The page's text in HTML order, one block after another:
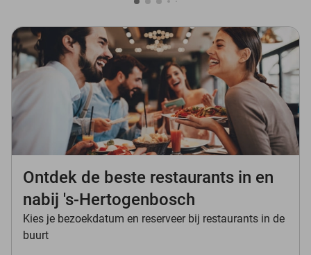
Ontdek de beste restaurants in en
nabij 's-Hertogenbosch
Kies je bezoekdatum en reserveer bij restaurants in de
buurt